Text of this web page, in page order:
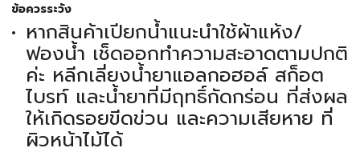
ข้อควรระวัง
หากสินค้าเปียกน้ำแนะนำใช้ผ้าแห้ง/
ฟองน้ำ เช็ดออกทำความสะอาดตามปกติ
ค่ะ หลีกเลี่ยงน้ำยาแอลกอฮอล์ สก็อต
ไบรท์ และน้ำยาที่มีฤทธิ์กัดกร่อน ที่ส่งผล
ให้เกิดรอยขีดข่วน และความเสียหาย ที่
ผิวหน้าไม้ได้